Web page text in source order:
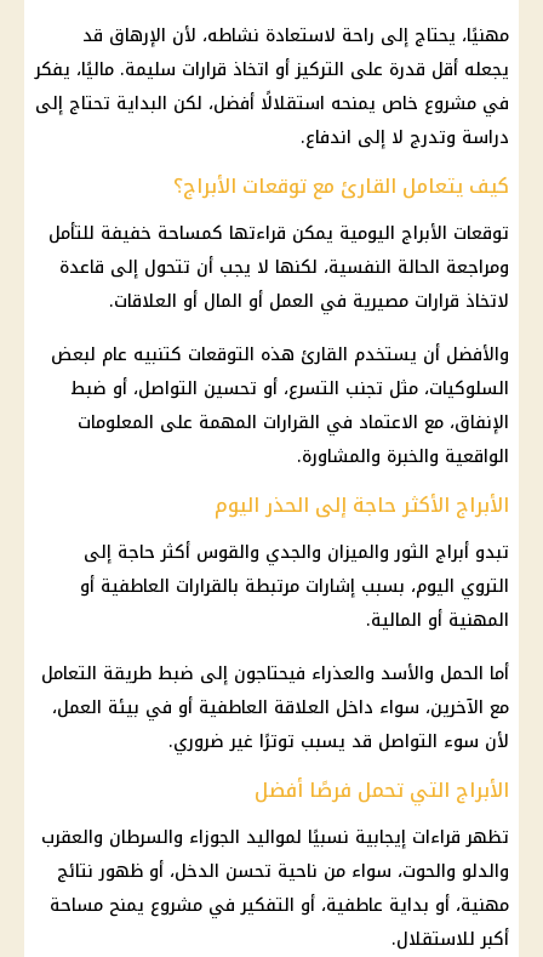
مهنيًا، يحتاج إلى راحة لاستعادة نشاطه، لأن الإرهاق قد
يجعله أقل قدرة على التركيز أو اتخاذ قرارات سليمة. ماليًا، يفكر
في مشروع خاص يمنحه استقلالًا أفضل، لكن البداية تحتاج إلى
دراسة وتدرج لا إلى اندفاع.
كيف يتعامل القارئ مع توقعات الأبراج؟
توقعات الأبراج اليومية يمكن قراءتها كمساحة خفيفة للتأمل
ومراجعة الحالة النفسية، لكنها لا يجب أن تتحول إلى قاعدة
لاتخاذ قرارات مصيرية في العمل أو المال أو العلاقات.
والأفضل أن يستخدم القارئ هذه التوقعات كتنبيه عام لبعض
السلوكيات، مثل تجنب التسرع، أو تحسين التواصل، أو ضبط
الإنفاق، مع الاعتماد في القرارات المهمة على المعلومات
الواقعية والخبرة والمشاورة.
الأبراج الأكثر حاجة إلى الحذر اليوم
تبدو أبراج الثور والميزان والجدي والقوس أكثر حاجة إلى
التروي اليوم، بسبب إشارات مرتبطة بالقرارات العاطفية أو
المهنية أو المالية.
أما الحمل والأسد والعذراء فيحتاجون إلى ضبط طريقة التعامل
مع الآخرين، سواء داخل العلاقة العاطفية أو في بيئة العمل،
لأن سوء التواصل قد يسبب توترًا غير ضروري.
الأبراج التي تحمل فرصًا أفضل
تظهر قراءات إيجابية نسبيًا لمواليد الجوزاء والسرطان والعقرب
والدلو والحوت، سواء من ناحية تحسن الدخل، أو ظهور نتائج
مهنية، أو بداية عاطفية، أو التفكير في مشروع يمنح مساحة
أكبر للاستقلال.